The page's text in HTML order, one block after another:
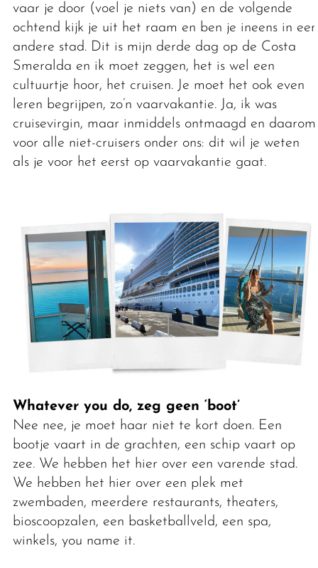
vaar je door (voel je niets van) en de volgende
ochtend kijk je uit het raam en ben je ineens in een
andere stad. Dit is mijn derde dag op de Costa
Smeralda en ik moet zeggen, het is wel een
cultuurtje hoor, het cruisen. Je moet het ook even
leren begrijpen, zo’n vaarvakantie. Ja, ik was
cruisevirgin, maar inmiddels ontmaagd en daarom
voor alle niet-cruisers onder ons: dit wil je weten
als je voor het eerst op vaarvakantie gaat.
Whatever you do, zeg geen ‘boot’
Nee nee, je moet haar niet te kort doen. Een
bootje vaart in de grachten, een schip vaart op
zee. We hebben het hier over een varende stad.
We hebben het hier over een plek met
zwembaden, meerdere restaurants, theaters,
bioscoopzalen, een basketballveld, een spa,
winkels, you name it.